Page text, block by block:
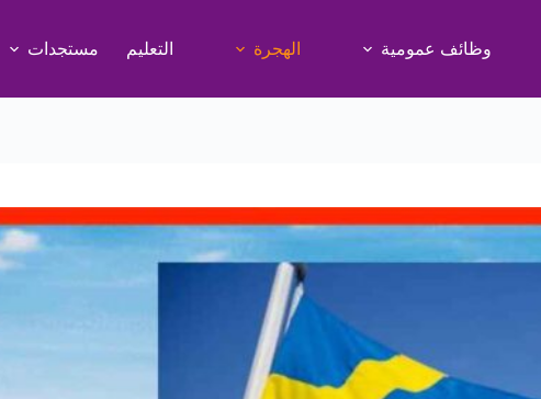
وظائف عمومية الهجرة التعليم مستجدات